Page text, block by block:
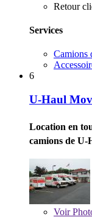
Retour
Services
Camions
6
U-Haul
Location en
camions de U-
Voir